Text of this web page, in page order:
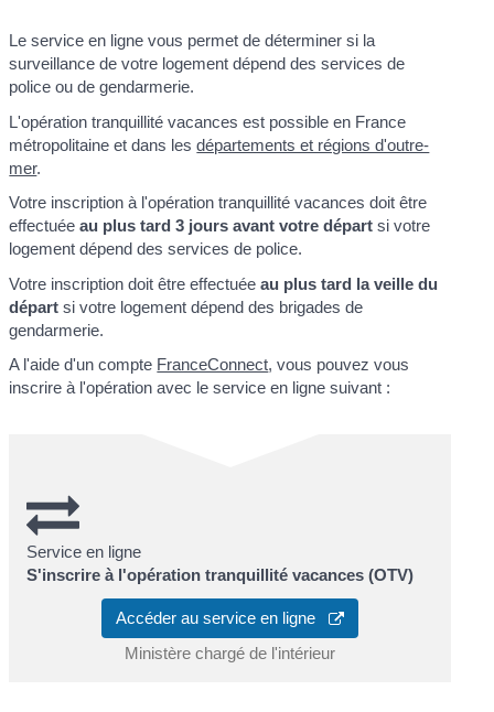
Le service en ligne vous permet de déterminer si la
surveillance de votre logement dépend des services de
police ou de gendarmerie.
L'opération tranquillité vacances est possible en France
métropolitaine et dans lesdépartements et régions d'outre-
mer.
Votre inscription à l'opération tranquillité vacances doit être
effectuéeau plus tard 3 jours avant votre départ si votre
logement dépend des services de police.
Votre inscription doit être effectuéeau plus tard la veille du
départ si votre logement dépend des brigades de
gendarmerie.
A l'aide d'un compte FranceConnect, vous pouvez vous
inscrire à l'opération avec le service en ligne suivant :
Service en ligne
S'inscrire à l'opération tranquillité vacances (OTV)
Accéder au service en ligne
Ministère chargé de l'intérieur